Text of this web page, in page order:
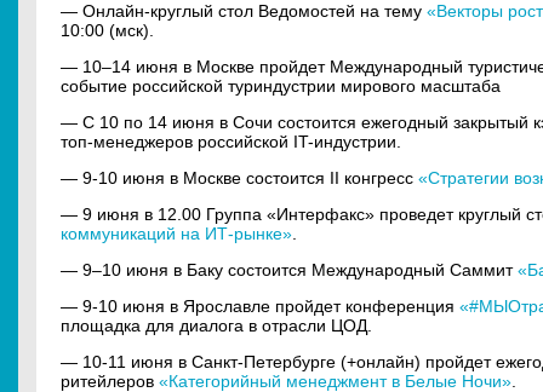
— Онлайн-круглый стол Ведомостей на тему «Векторы
10:00 (мск).
— 10–14 июня в Москве пройдет Международный
событие российской туриндустрии мирового масштаба
— С 10 по 14 июня в Сочи состоится ежегодный закрытый
топ-менеджеров российской IT-индустрии.
— 9-10 июня в Москве состоится II конгресс «Стратегии
— 9 июня в 12.00 Группа «Интерфакс» проведет круглый
коммуникаций на ИТ-рынке»
— 9–10 июня в Баку состоится Международный Cаммит
— 9-10 июня в Ярославле пройдет конференция
площадка для диалога в отрасли ЦОД.
— 10-11 июня в Санкт-Петербурге (+онлайн) пройдет
ритейлеров «Категорийный менеджмент в Белые Ночи»